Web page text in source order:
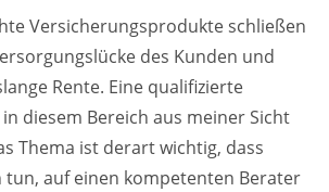
Versicherungsprodukte schließen
des Kunden und
Rente. Eine qualifizierte
diesem Bereich aus meiner Sicht
Thema ist derart wichtig, dass
tun, auf einen kompetenten Berater